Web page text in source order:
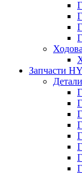
Запчасти